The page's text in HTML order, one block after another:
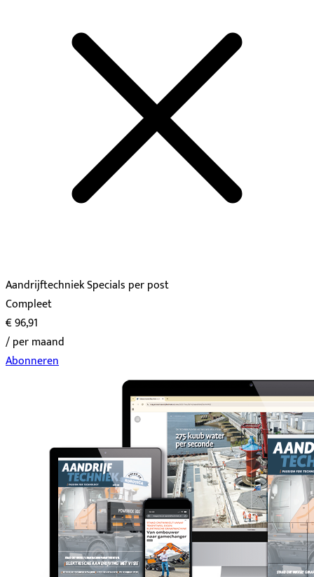
Aandrijftechniek Specials per post
Compleet
€ 96,91
/ per maand
Abonneren